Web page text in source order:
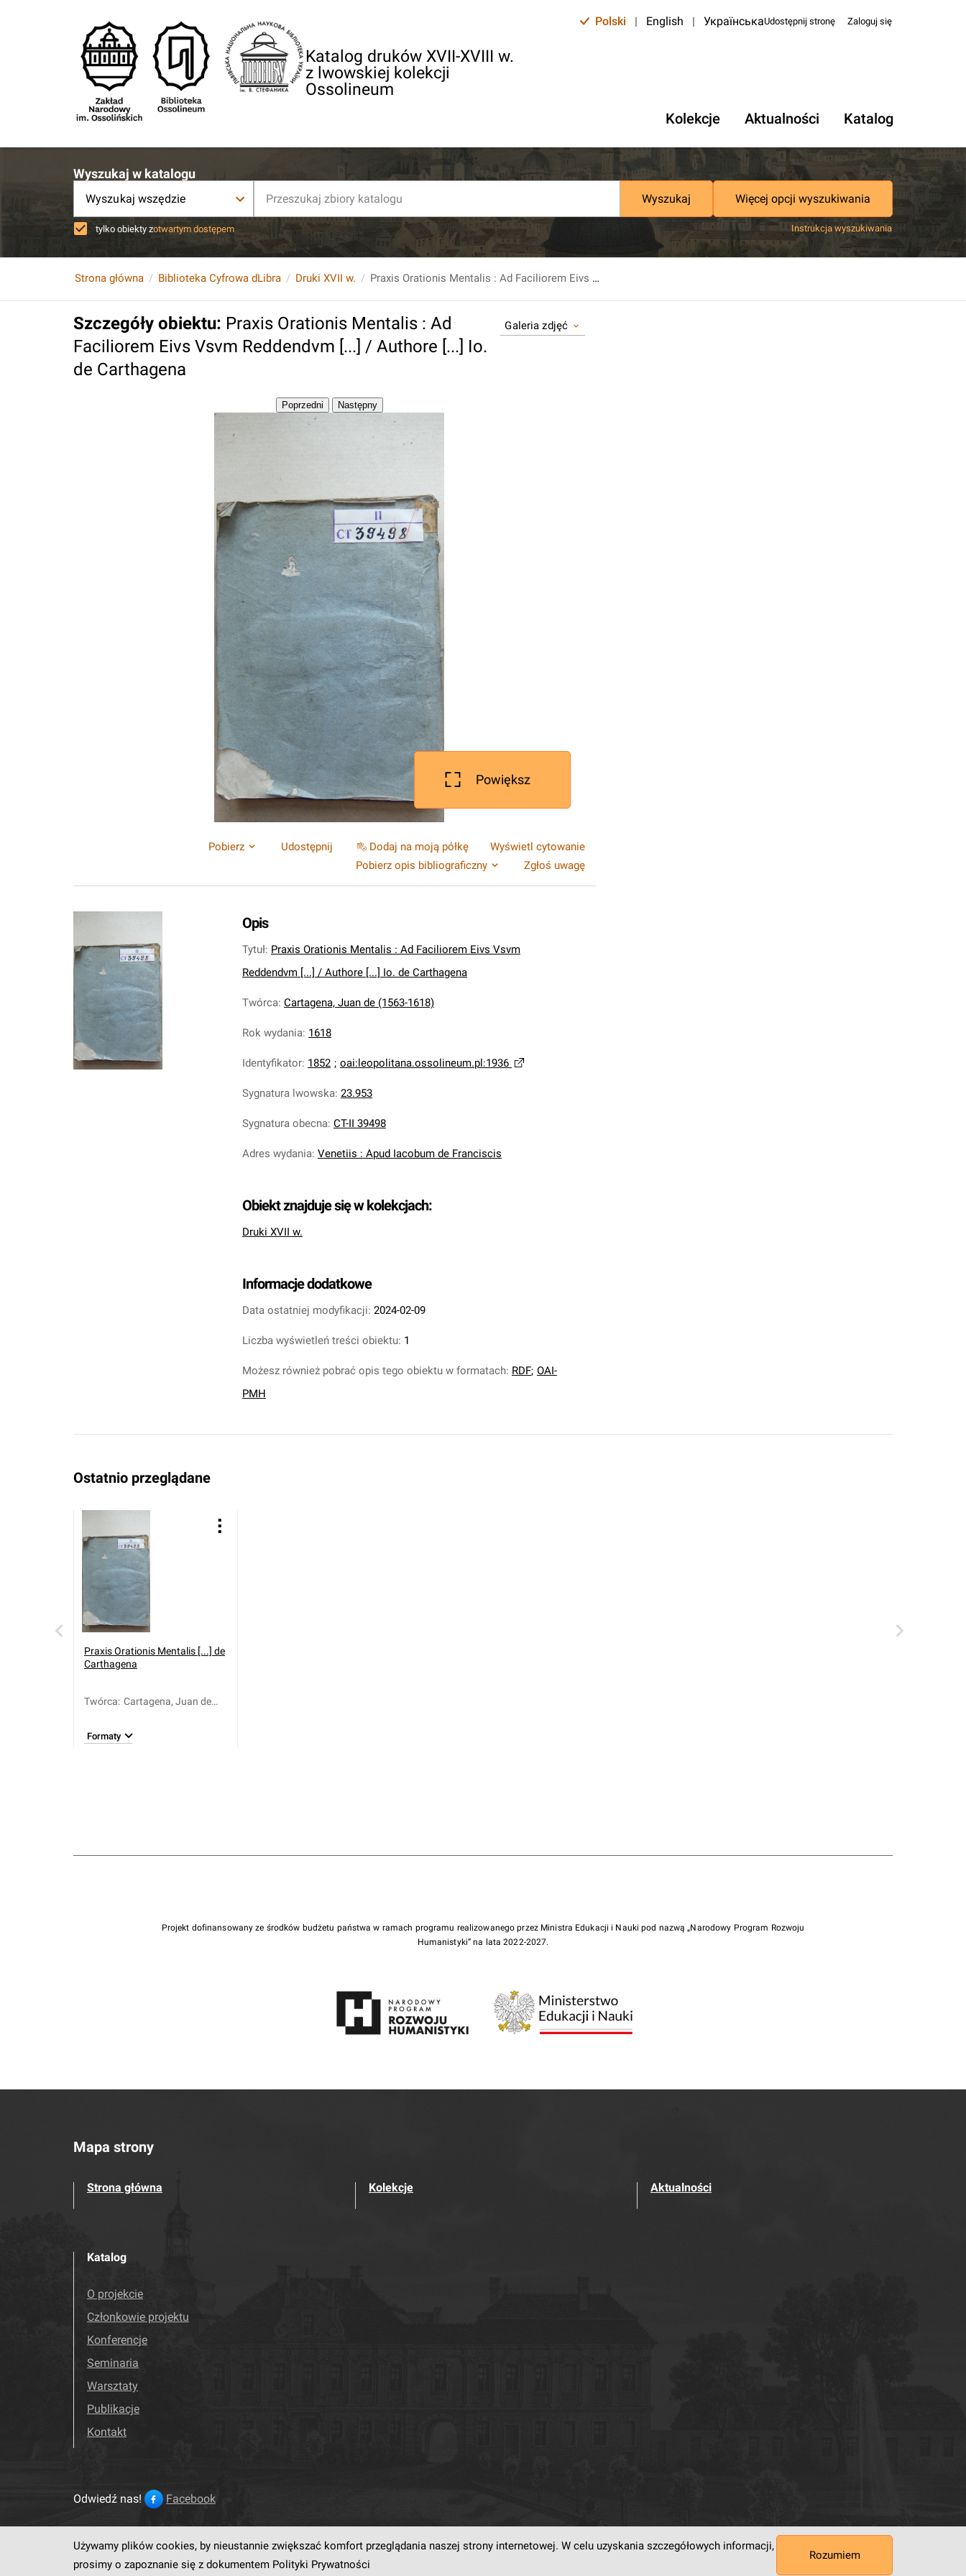
Katalog druków XVII-XVIII w.
z lwowskiej kolekcji
Ossolineum
Polski | English | УкраїнськаUdostępnij stronę Zaloguj się
Kolekcje Aktualności Katalog
Wyszukaj w katalogu
Wyszukaj wszędzie Wyszukaj Więcej opcji wyszukiwania
tylko obiekty zotwartym dostępem Instrukcja wyszukiwania
Strona główna Biblioteka Cyfrowa dLibra Druki XVII w. Praxis Orationis Mentalis : Ad Faciliorem Eivs Vsvm Reddendvm [...] / Authore [...] Io. de Carthagena
Szczegóły obiektu: Praxis Orationis Mentalis : Ad
Faciliorem Eivs Vsvm Reddendvm [...] / Authore [...] Io.
de Carthagena
Galeria zdjęć
Powiększ
Pobierz Udostępnij Dodaj na moją półkę
Wyświetl cytowanie
Pobierz opis bibliograficzny
Zgłoś uwagę
Opis
Tytuł: Praxis Orationis Mentalis : Ad Faciliorem Eivs Vsvm
Reddendvm [...] / Authore [...] Io. de Carthagena
Twórca: Cartagena, Juan de (1563-1618)
Rok wydania: 1618
Identyfikator: 1852 ; oai:leopolitana.ossolineum.pl:1936
Sygnatura lwowska: 23.953
Sygnatura obecna: CT-II 39498
Adres wydania: Venetiis : Apud Iacobum de Franciscis
Obiekt znajduje się w kolekcjach:
Druki XVII w.
Informacje dodatkowe
Data ostatniej modyfikacji: 2024-02-09
Liczba wyświetleń treści obiektu: 1
Możesz również pobrać opis tego obiektu w formatach: RDF; OAI-
PMH
Ostatnio przeglądane
Praxis Orationis Mentalis [...] de
Carthagena
Twórca: Cartagena, Juan de
Formaty
Projekt dofinansowany ze środków budżetu państwa w ramach programu realizowanego przez Ministra Edukacji i Nauki pod nazwą „Narodowy Program Rozwoju
Humanistyki” na lata 2022-2027.
Mapa strony
Strona główna Kolekcje Aktualności
Katalog
O projekcie
Członkowie projektu
Konferencje
Seminaria
Warsztaty
Publikacje
Kontakt
Odwiedź nas! Facebook
Ten serwis działa dzięki oprogramowaniu
Używamy plików cookies, by nieustannie zwiększać komfort przeglądania naszej strony internetowej. W celu uzyskania szczegółowych informacji,
prosimy o zapoznanie się z dokumentem Polityki Prywatności
Rozumiem